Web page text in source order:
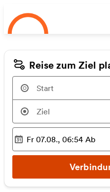
Zum Hauptinhalt springen
Reise zum Ziel
Ausgewählter Zeitpunkt
Fr 07.08., 06:54 Ab